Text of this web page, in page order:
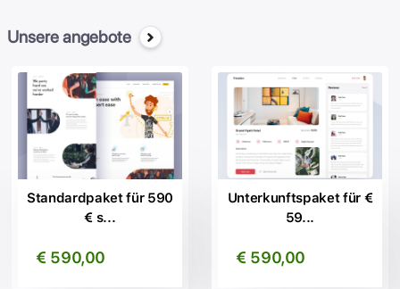
wichtigsten suchmaschinen auf internationaler ebene.
Verwalten sie die wichtigsten funktionen für die administration
erstellen, erstellen sie ihre website schnell und einfach.
Dank uns tausende unserer zufriedenen kunden kann ich nutzen
sie die vorteile auf den ersten Plätzen bei Google.
Kontaktieren sie uns unverbindlich für weitere informationen!
Unsere angebote
Standardpaket für 590
€ s...
€ 590,00
Unterkunftspaket für €
59...
€ 590,00